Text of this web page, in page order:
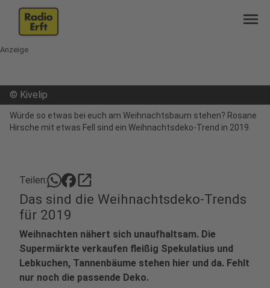
menu
Anzeige
© Kivelip
Würde so etwas bei euch am Weihnachtsbaum stehen? Rosane
Hirsche mit etwas Fell sind ein Weihnachtsdeko-Trend in 2019.
Teilen: open_in_new
Das sind die Weihnachtsdeko-Trends
für 2019
Weihnachten nähert sich unaufhaltsam. Die
Supermärkte verkaufen fleißig Spekulatius und
Lebkuchen, Tannenbäume stehen hier und da. Fehlt
nur noch die passende Deko.